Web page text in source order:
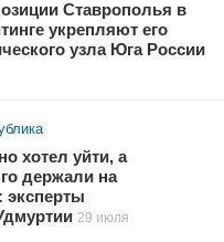
Ставрополья в
укрепляют его
узла Юга России
хотел уйти, а
держали на
эксперты
29 июля